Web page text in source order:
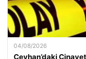
04/08/2026
Ceyhan’daki